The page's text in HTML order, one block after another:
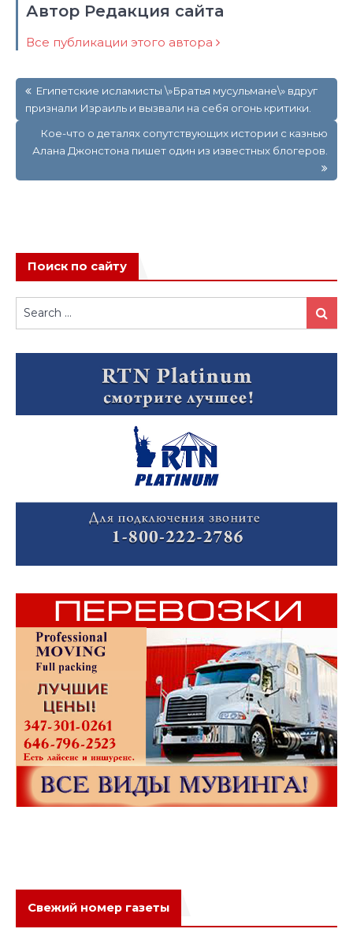
Автор Редакция сайта
Все публикации этого автора
по
записям
Египетские исламисты \»Братья мусульмане\» вдруг
признали Израиль и вызвали на себя огонь критики.
Кое-что о деталях сопутствующих истории с казнью
Алана Джонстона пишет один из известных блогеров.
Поиск по сайту
Search
for:
Search
Свежий номер газеты